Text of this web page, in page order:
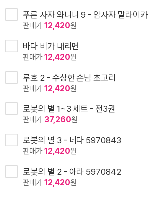
푸른 사자 와니니 9 - 암사자 말라이카
판매가12,420원
바다 비가 내리면
판매가12,420원
루호 2 - 수상한 손님 초고리
판매가12,420원
로봇의 별 1~3 세트 - 전3권
판매가 37,260원
로봇의 별 3 - 네다 5970843
판매가12,420원
로봇의 별 2 - 아라 5970842
판매가12,420원